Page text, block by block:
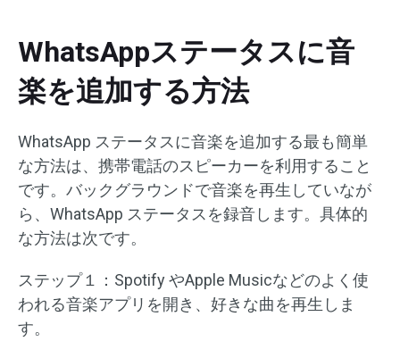
WhatsAppステータスに音
楽を追加する方法
WhatsApp ステータスに音楽を追加する最も簡単
な方法は、携帯電話のスピーカーを利用すること
です。バックグラウンドで音楽を再生していなが
ら、WhatsApp ステータスを録音します。具体的
な方法は次です。
ステップ１：Spotify やApple Musicなどのよく使
われる音楽アプリを開き、好きな曲を再生しま
す。